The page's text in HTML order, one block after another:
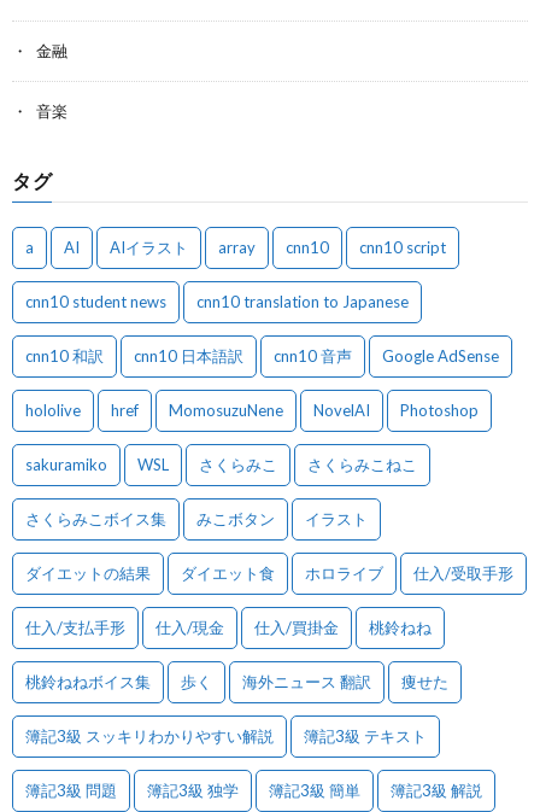
金融
音楽
タグ
a AI AIイラスト array cnn10 cnn10 script
cnn10 student news cnn10 translation to Japanese
cnn10 和訳 cnn10 日本語訳 cnn10 音声 Google AdSense
hololive href MomosuzuNene NovelAI Photoshop
sakuramiko WSL さくらみこ さくらみこねこ
さくらみこボイス集 みこボタン イラスト
ダイエットの結果 ダイエット食 ホロライブ 仕入/受取手形
仕入/支払手形 仕入/現金 仕入/買掛金 桃鈴ねね
桃鈴ねねボイス集 歩く 海外ニュース 翻訳 痩せた
簿記3級 スッキリわかりやすい解説 簿記3級 テキスト
簿記3級 問題 簿記3級 独学 簿記3級 簡単 簿記3級 解説